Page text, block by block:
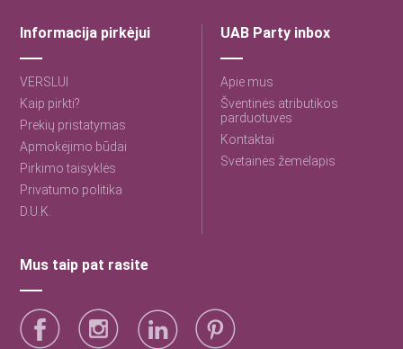
Informacija pirkėjui
VERSLUI
Kaip pirkti?
Prekių pristatymas
Apmokėjimo būdai
Pirkimo taisyklės
Privatumo politika
D.U.K.
UAB Party inbox
Apie mus
Šventinės atributikos
parduotuvės
Kontaktai
Svetainės žemėlapis
Mus taip pat rasite